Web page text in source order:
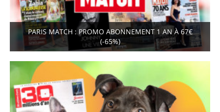
PARIS MATCH : PROMO ABONNEMENT 1 AN À 67€
(-65%)